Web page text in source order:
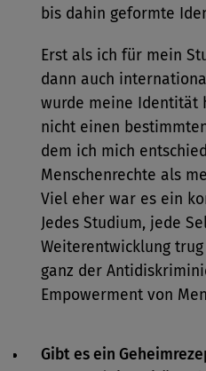
bis dahin geformte
Erst als ich für mein
dann auch
wurde meine Identität
nicht einen
dem ich mich
Menschenrechte als
Viel eher war es ein
Jedes Studium, jede
Weiterentwicklung
ganz der
Empowerment von
Gibt es ein